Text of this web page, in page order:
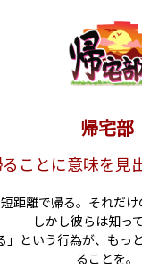
帰宅部
ことに意味を見
距離で帰る。それだけ
しかし彼らは知っ
」という行為が、もっ
ることを。